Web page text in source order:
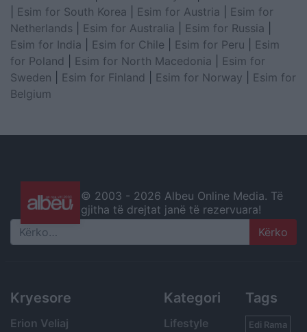
Esim for South Korea Esim for Austria
Esim for
Netherlands
Esim for Australia Esim for Russia
Esim for India
Esim for Chile Esim for Peru
Esim
for Poland
Esim for North Macedonia
Esim for
Sweden
Esim for Finland Esim for Norway
Esim for
Belgium
© 2003 - 2026 Albeu Online Media. Të
gjitha të drejtat janë të rezervuara!
Search
Kryesore
Erion Veliaj
Kategori
Lifestyle
Tags
Edi Rama